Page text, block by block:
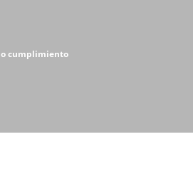
cumplimiento